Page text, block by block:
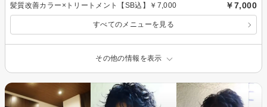
髪質改善カラー×トリートメント【SB込】￥7,000 ￥7,000
すべてのメニューを見る
その他の情報を表示